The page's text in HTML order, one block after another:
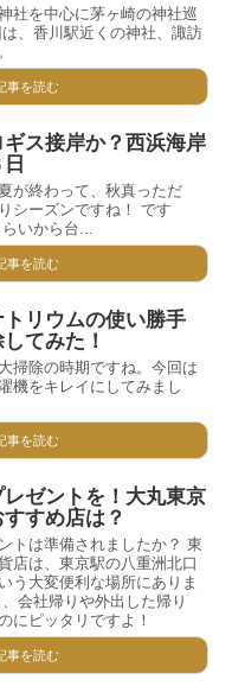
社を中心に茅ヶ崎の神社巡
、香川駅近くの神社、諏訪
事を読む
ス接岸か？西浜海岸
が終わって、秋真っただ
シーズンですね！ です
いから台...
事を読む
リウムの使い勝手
てみた！
掃除の時期ですね。今回は
機をキレイにしてみまし
事を読む
ゼントを！大丸東京
すめ店は？
トは準備されましたか？ 東
店は、東京駅の八重洲北口
う大変便利な場所にありま
会社帰りや外出した帰り
にピッタリですよ！
事を読む